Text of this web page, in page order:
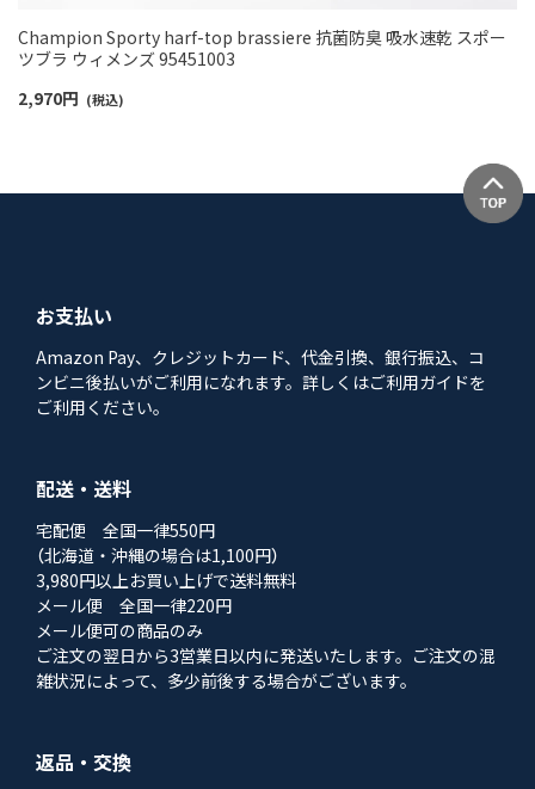
Champion Sporty harf-top brassiere 抗菌防臭 吸水速乾 スポー
ツブラ ウィメンズ 95451003
2,970円 (税込)
お支払い
Amazon Pay、クレジットカード、代金引換、銀行振込、コ
ンビニ後払いがご利用になれます。詳しくはご利用ガイドを
ご利用ください。
配送・送料
宅配便 全国一律550円
（北海道・沖縄の場合は1,100円）
3,980円以上お買い上げで送料無料
メール便 全国一律220円
メール便可の商品のみ
ご注文の翌日から3営業日以内に発送いたします。ご注文の混
雑状況によって、多少前後する場合がございます。
返品・交換